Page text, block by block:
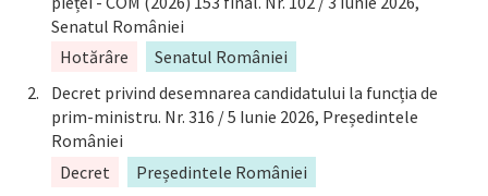
Senatul României
Hotărâre
Senatul României
Decret privind desemnarea candidatului la funcția de
prim-ministru. Nr. 316 / 5 Iunie 2026, Președintele
României
Decret
Președintele României